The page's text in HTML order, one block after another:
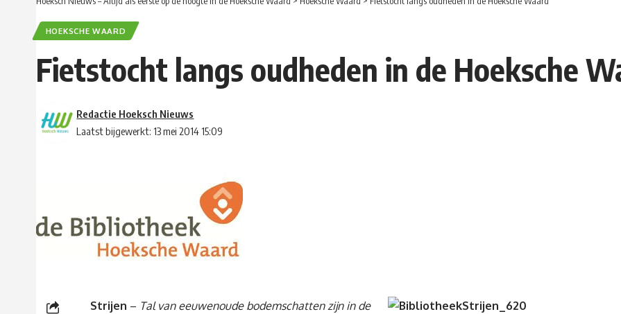
HOEKSCHE WAARD
Fietstocht langs oudheden in de Hoeksche
Laatst bijgewerkt: 13 mei 2014 15:09
Redactie Hoeksch Nieuws
Strijen – Tal van eeuwenoude bodemschatten zijn in de